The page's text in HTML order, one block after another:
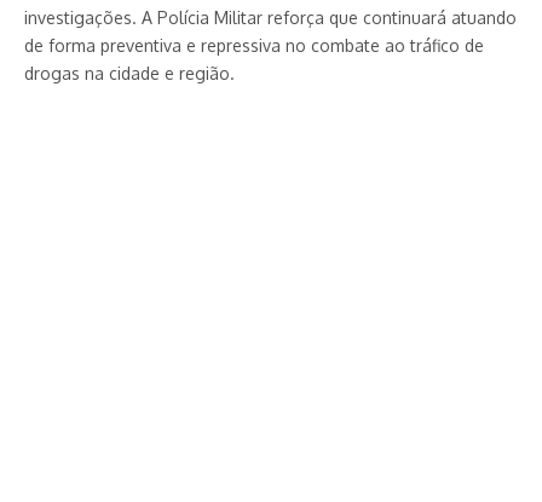
investigações. A Polícia Militar reforça que continuará atuando
de forma preventiva e repressiva no combate ao tráfico de
drogas na cidade e região.